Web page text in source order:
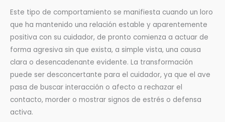
Este tipo de comportamiento se manifiesta cuando un loro
que ha mantenido una relación estable y aparentemente
positiva con su cuidador, de pronto comienza a actuar de
forma agresiva sin que exista, a simple vista, una causa
clara o desencadenante evidente. La transformación
puede ser desconcertante para el cuidador, ya que el ave
pasa de buscar interacción o afecto a rechazar el
contacto, morder o mostrar signos de estrés o defensa
activa.